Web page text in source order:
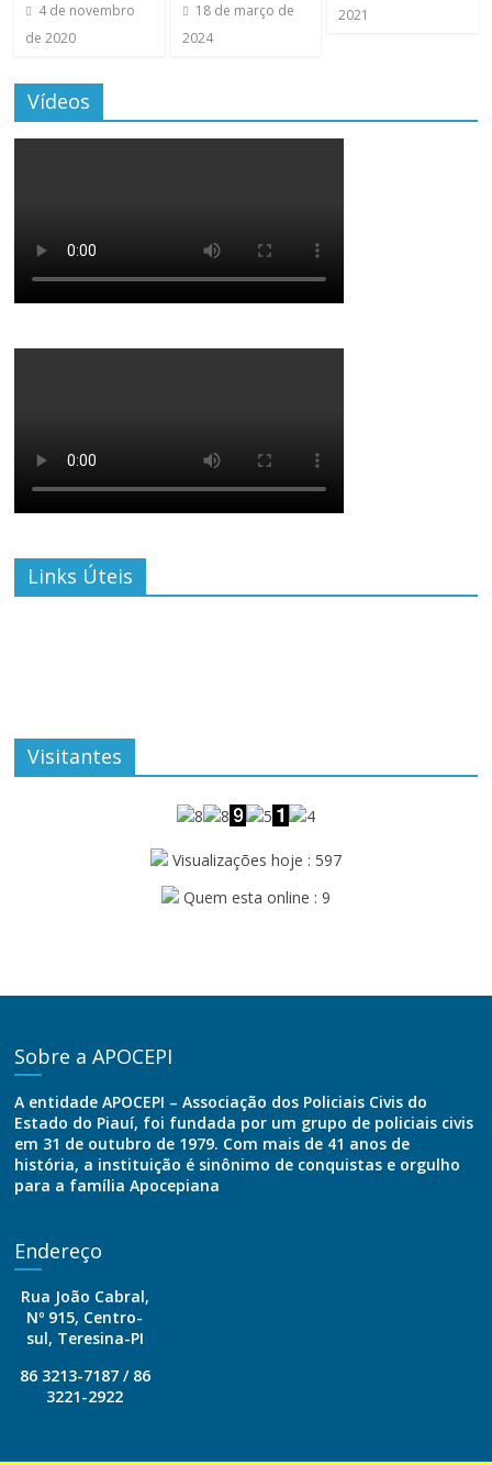
4 de novembro
de 2020
18 de março de
2024
2021
Vídeos
Links Úteis
Visitantes
Visualizações hoje : 597
Quem esta online : 9
Sobre a APOCEPI
A entidade APOCEPI – Associação dos Policiais Civis do
Estado do Piauí, foi fundada por um grupo de policiais civis
em 31 de outubro de 1979. Com mais de 41 anos de
história, a instituição é sinônimo de conquistas e orgulho
para a família Apocepiana
Endereço
Rua João Cabral,
Nº 915, Centro-
sul, Teresina-PI
86 3213-7187 / 86
3221-2922